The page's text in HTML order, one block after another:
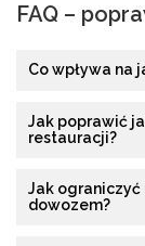
FAQ –
Co wpływa na
Jak poprawić
restauracji?
Jak ograniczyć
dowozem?